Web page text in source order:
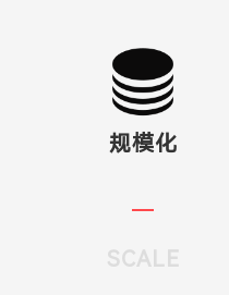
规模化
SCALE